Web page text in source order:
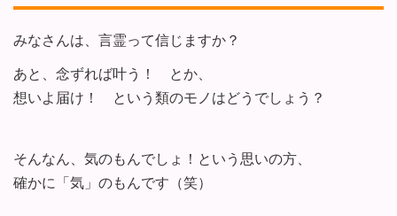
みなさんは、言霊って信じますか？
あと、念ずれば叶う！ とか、
想いよ届け！ という類のモノはどうでしょう？
そんなん、気のもんでしょ！という思いの方、
確かに「気」のもんです（笑）